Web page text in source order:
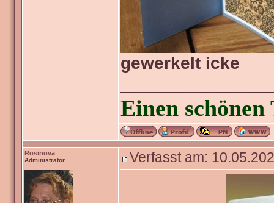
gewerkelt icke
Einen
Rosinova
Administrator Verfasst am: